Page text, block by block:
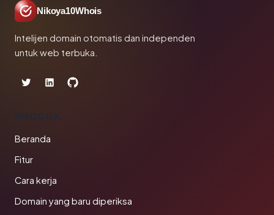
Nikoya10Whois
Intelijen domain otomatis dan independen
untuk web terbuka.
PRODUK
Beranda
Fitur
Cara kerja
Domain yang baru diperiksa